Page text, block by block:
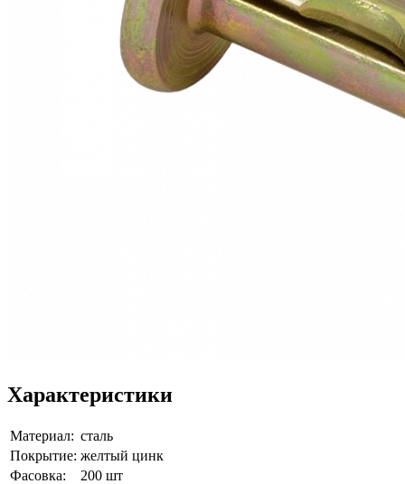
Характеристики
Материал: сталь
Покрытие: желтый цинк
Фасовка:
200 шт